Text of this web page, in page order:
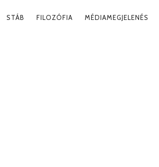
STÁB FILOZÓFIA MÉDIAMEGJELENÉS